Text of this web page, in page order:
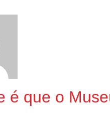
é que o